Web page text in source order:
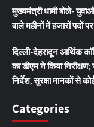
मुख्यमंत्री धामी बोले-
वाले महीनों में हजारों पदों
दिल्ली-देहरादून आर्थिक
का डीएम ने किया
निर्देश, सुरक्षा मानकों से
Categories